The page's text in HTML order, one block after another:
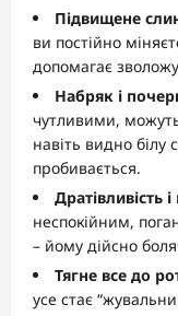
Підвищене
ви постійно
допомагає
Набряк і
чутливими,
навіть видно
пробивається.
Дратівливість
неспокійним,
– йому дійсно
Тягне все до
усе стає